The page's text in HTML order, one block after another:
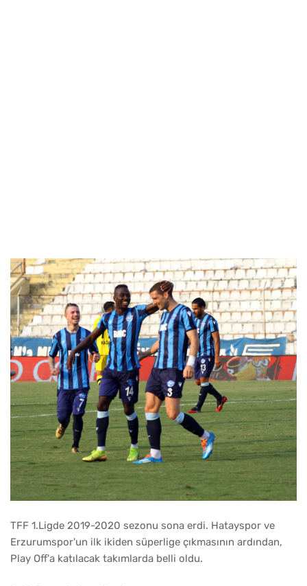
TFF 1.Ligde 2019-2020 sezonu sona erdi. Hatayspor ve
Erzurumspor'un ilk ikiden süperlige çıkmasının ardından,
Play Off'a katılacak takımlarda belli oldu.